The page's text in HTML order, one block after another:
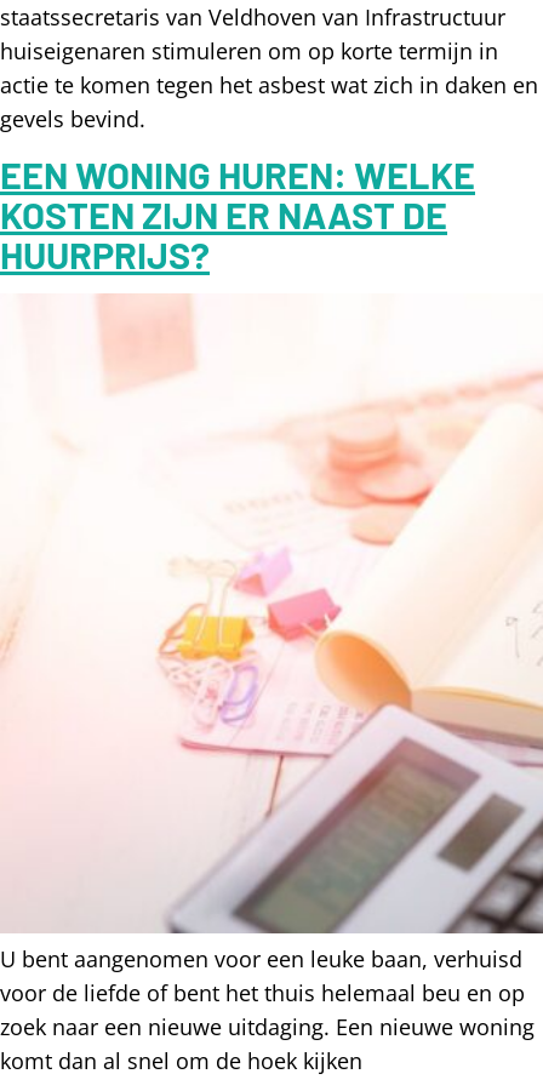
staatssecretaris van Veldhoven van Infrastructuur
huiseigenaren stimuleren om op korte termijn in
actie te komen tegen het asbest wat zich in daken en
gevels bevind.
EEN WONING HUREN: WELKE
KOSTEN ZIJN ER NAAST DE
HUURPRIJS?
U bent aangenomen voor een leuke baan, verhuisd
voor de liefde of bent het thuis helemaal beu en op
zoek naar een nieuwe uitdaging. Een nieuwe woning
komt dan al snel om de hoek kijken